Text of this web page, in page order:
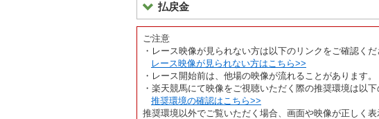
払戻金
ご注意
・レース映像が見られない方は以下のリンクをご確認くだ
レース映像が見られない方はこちら>>
・レース開始前は、他場の映像が流れることがあります。
・楽天競馬にて映像をご視聴いただく際の推奨環境は以
推奨環境の確認はこちら>>
推奨環境以外でご覧いただく場合、画面や映像が正しく表